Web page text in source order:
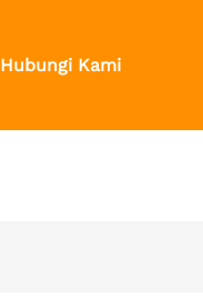
Hubungi Kami